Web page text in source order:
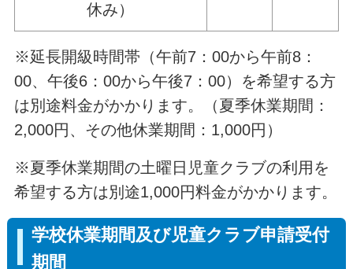
休み）
※延長開級時間帯（午前7：00から午前8：
00、午後6：00から午後7：00）を希望する方
は別途料金がかかります。（夏季休業期間：
2,000円、その他休業期間：1,000円）
※夏季休業期間の土曜日児童クラブの利用を
希望する方は別途1,000円料金がかかります。
学校休業期間及び児童クラブ申請受付
期間